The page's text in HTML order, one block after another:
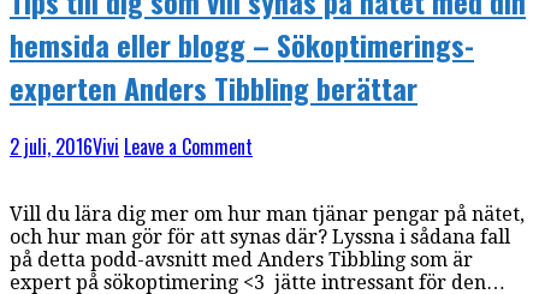
hemsida eller blogg – Sökoptimerings-
experten Anders Tibbling berättar
2 juli, 2016Vivi Leave a Comment
Vill du lära dig mer om hur man tjänar pengar på nätet,
och hur man gör för att synas där? Lyssna i sådana fall
på detta podd-avsnitt med Anders Tibbling som är
expert på sökoptimering <3 jätte intressant för den…